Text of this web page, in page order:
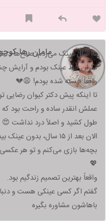
مامان رها
۱۵ سال عینک می‌زدم، صبح‌ها
نگران خط عینک بودم و آرایش
واقعاً خسته شده بودم! 😩💔
تا اینکه پیش دکتر کیوان رضایی
عملش انقدر ساده و راحت بود
طول کشید و اصلاً درد نداشت 😍
الان بعد از ۱۵ سال،
بچه‌ها بازی می‌کنم و تو هر
💖
واقعاً بهترین تصمیم زندگیم بود.
گفتم اگر کسی عینکی هست و
باهاشون مشاوره بگیره